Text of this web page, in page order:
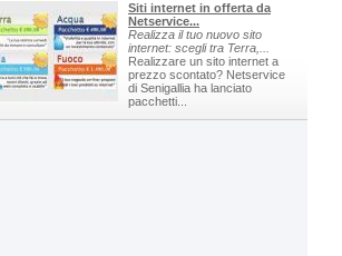
Siti internet in offerta da
Netservice...
Realizza il tuo nuovo sito
internet: scegli tra Terra,...
Realizzare un sito internet a
prezzo scontato? Netservice
di Senigallia ha lanciato
pacchetti...